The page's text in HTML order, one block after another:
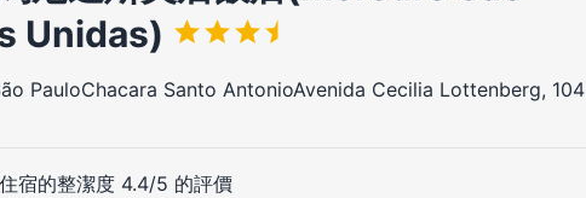
Unidas)
PauloChacara Santo AntonioAvenida Cecilia Lottenberg, 104
宿的整潔度 4.4/5 的評價